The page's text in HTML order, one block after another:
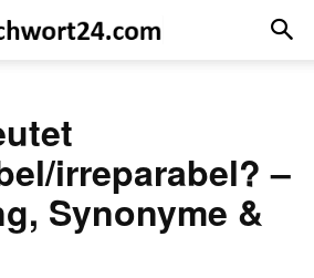
irreparabel? –
Synonyme &